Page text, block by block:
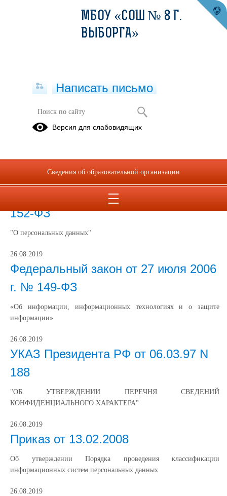
Документы федерального уровня
Федеральный закон от 27.07.2006 N
152-ФЗ
"О персональных данных"
26.08.2019
Федеральный закон от 27 июля 2006
г. № 149-ФЗ
«Об информации, информационных технологиях и о защите
информации»
26.08.2019
УКАЗ Президента РФ от 06.03.97 N
188
"ОБ УТВЕРЖДЕНИИ ПЕРЕЧНЯ СВЕДЕНИЙ
КОНФИДЕНЦИАЛЬНОГО ХАРАКТЕРА"
26.08.2019
Приказ от 13.02.2008
Об утверждении Порядка проведения классификации
информационных систем персональных данных
26.08.2019
МБОУ «СОШ № 8 Г.
ВЫБОРГА»
Написать письмо
Версия для слабовидящих
Сведения об образовательной организации